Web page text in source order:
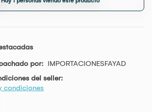
por: IMPORTACIONESFAYAD
del seller:
condiciones